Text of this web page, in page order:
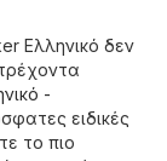
Ελληνικό δεν
-
ειδικές
το πιο